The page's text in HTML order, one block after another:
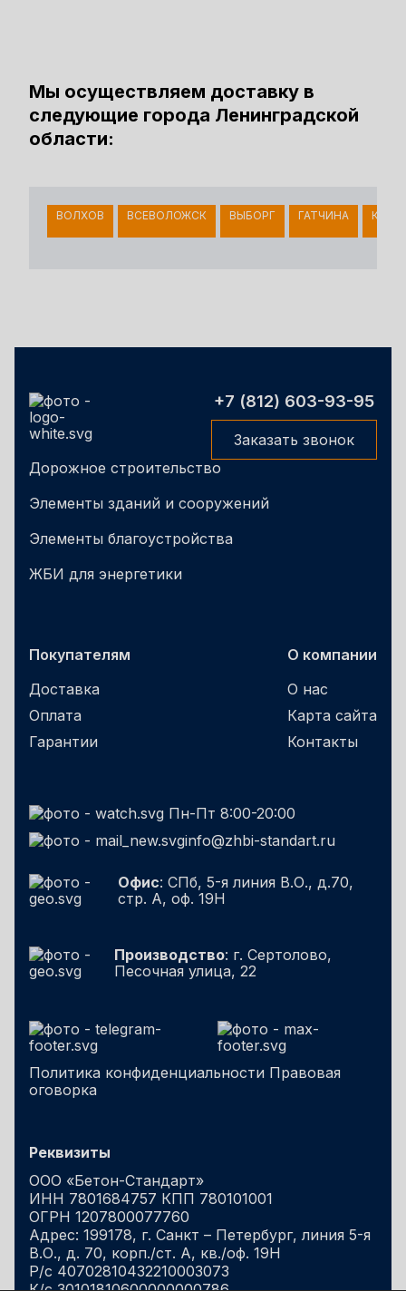
Мы осуществляем доставку в
следующие города Ленинградской
области:
ВОЛХОВ ВСЕВОЛОЖСК ВЫБОРГ ГАТЧИНА
+7 (812) 603-93-95
Заказать звонок
Дорожное строительство
Элементы зданий и сооружений
Элементы благоустройства
ЖБИ для энергетики
Покупателям
Доставка
Оплата
Гарантии
О компании
О нас
Карта сайта
Контакты
Пн-Пт 8:00-20:00
info@zhbi-standart.ru
Офис: СПб, 5-я линия В.О., д.70,
стр. А, оф. 19Н
Производство: г. Сертолово,
Песочная улица, 22
Политика конфиденциальности Правовая
оговорка
Реквизиты
ООО «Бетон-Стандарт»
ИНН 7801684757 КПП 780101001
ОГРН 1207800077760
Адрес: 199178, г. Санкт – Петербург, линия 5-я
В.О., д. 70, корп./ст. А, кв./оф. 19Н
Р/с 40702810432210003073